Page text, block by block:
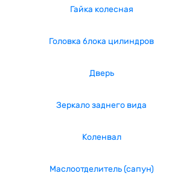
Гайка колесная
Головка блока цилиндров
Дверь
Зеркало заднего вида
Коленвал
Маслоотделитель (сапун)